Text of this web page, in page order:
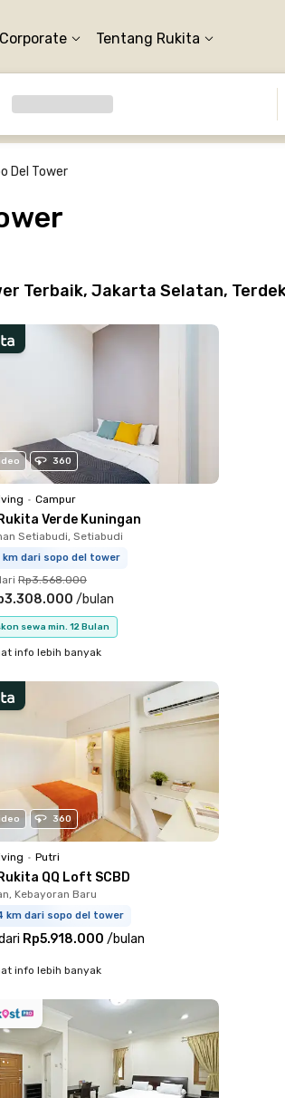
Tentang Rukita
Del Tower
Terbaik, Jakarta Selatan,
360
• Campur
Verde Kuningan
Setiabudi, Setiabudi
km dari sopo del tower
Rp3.568.000
/bulan
sewa min. 12 Bulan
info lebih banyak
360
• Putri
QQ Loft SCBD
Kebayoran Baru
km dari sopo del tower
Rp5.918.000 /bulan
info lebih banyak